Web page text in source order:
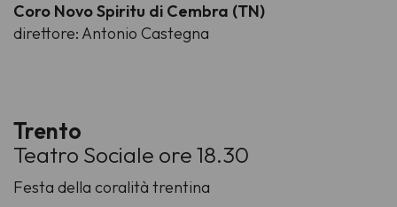
Coro Novo Spiritu di Cembra (TN)
direttore: Antonio Castegna
Trento
Teatro Sociale ore 18.30
Festa della coralità trentina